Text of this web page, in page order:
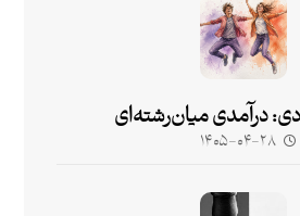
درآمدی میان‌رشته‌ای
۱۴۰۵-۰۴-۲۸